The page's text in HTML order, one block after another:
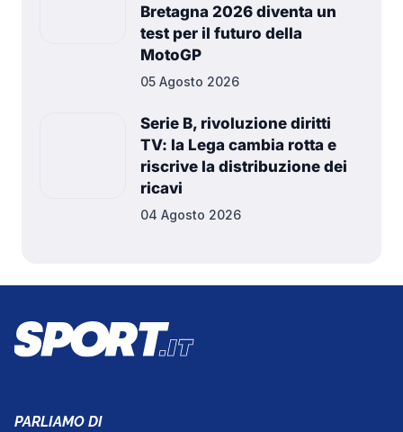
Bretagna 2026 diventa un
test per il futuro della
MotoGP
05 Agosto 2026
Serie B, rivoluzione diritti
TV: la Lega cambia rotta e
riscrive la distribuzione dei
ricavi
04 Agosto 2026
PARLIAMO DI